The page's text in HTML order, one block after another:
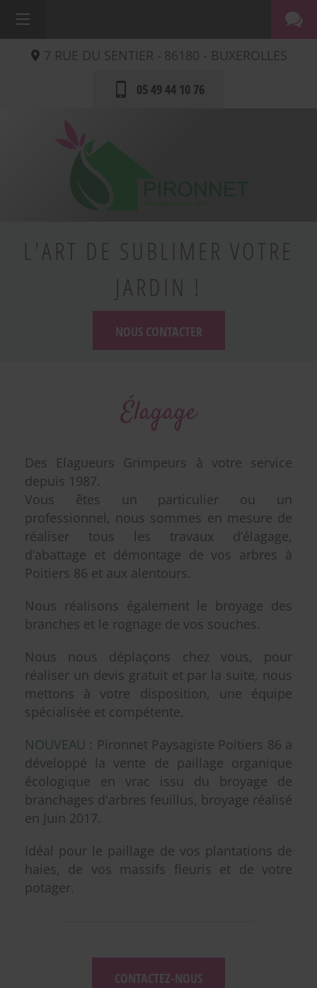
7 RUE DU SENTIER - 86180 - BUXEROLLES
05 49 44 10 76
L'ART DE SUBLIMER VOTRE
JARDIN !
NOUS CONTACTER
Élagage
Des Elagueurs Grimpeurs à votre service
depuis 1987.
Vous êtes un particulier ou un
professionnel, nous sommes en mesure de
réaliser tous les travaux d’élagage,
d’abattage et démontage de vos arbres à
Poitiers 86 et aux alentours.
Nous réalisons également le broyage des
branches et le rognage de vos souches.
Nous nous déplaçons chez vous, pour
réaliser un devis gratuit et par la suite, nous
mettons à votre disposition, une équipe
spécialisée et compétente.
NOUVEAU : Pironnet Paysagiste Poitiers 86 a
développé la vente de paillage organique
écologique en vrac issu du broyage de
branchages d'arbres feuillus, broyage réalisé
en Juin 2017.
Idéal pour le paillage de vos plantations de
haies, de vos massifs fleuris et de votre
potager.
CONTACTEZ-NOUS